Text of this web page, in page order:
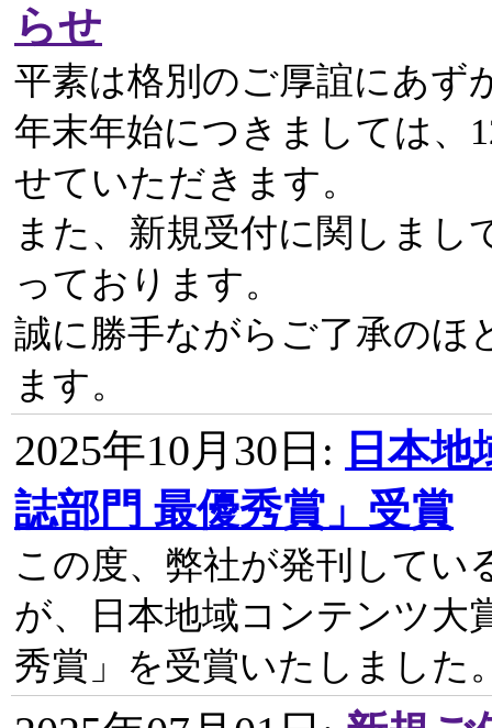
らせ
平素は格別のご厚誼にあず
年末年始につきましては、
せていただきます。
また、新規受付に関しまし
っております。
誠に勝手ながらご了承のほ
ます。
2025年10月30日 : 日本
誌部門 最優秀賞」受賞
この度、弊社が発刊してい
が、日本地域コンテンツ大
秀賞」を受賞いたしました